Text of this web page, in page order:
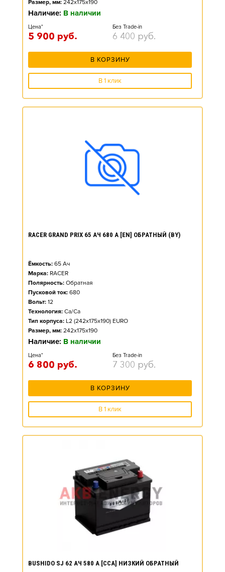
Размер, мм: 242x175x190
Наличие: В наличии
Цена*
5 900 руб.
Без Trade-in
6 400 руб.
В КОРЗИНУ
В 1 клик
RACER GRAND PRIX 65 АЧ 680 А [EN] ОБРАТНЫЙ (BY)
Ёмкость: 65 Ач
Марка: RACER
Полярность: Обратная
Пусковой ток: 680
Вольт: 12
Технология: Ca/Ca
Тип корпуса: L2 (242x175x190) EURO
Размер, мм: 242x175x190
Наличие: В наличии
Цена*
6 800 руб.
Без Trade-in
7 300 руб.
В КОРЗИНУ
В 1 клик
BUSHIDO SJ 62 АЧ 580 А [CCA] НИЗКИЙ ОБРАТНЫЙ